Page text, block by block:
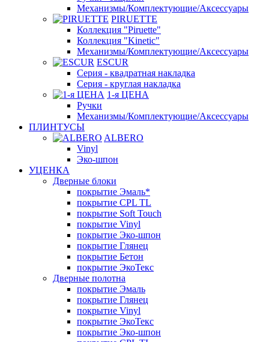
Механизмы/Комплектующие/Аксессуары
PIRUETTE
Коллекция "Piruette"
Коллекция "Kinetic"
Механизмы/Комплектующие/Аксессуары
ESCUR
Серия - квадратная накладка
Серия - круглая накладка
1-я ЦЕНА
Ручки
Механизмы/Комплектующие/Аксессуары
ПЛИНТУСЫ
ALBERO
Vinyl
Эко-шпон
УЦЕНКА
Дверные блоки
покрытие Эмаль*
покрытие CPL TL
покрытие Soft Touch
покрытие Vinyl
покрытие Эко-шпон
покрытие Глянец
покрытие Бетон
покрытие ЭкоТекс
Дверные полотна
покрытие Эмаль
покрытие Глянец
покрытие Vinyl
покрытие ЭкоТекс
покрытие Эко-шпон